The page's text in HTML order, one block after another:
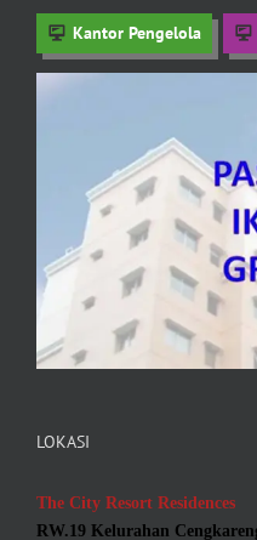
Kantor Pengelola
LOKASI
The City Resort Residences
RW.19 Kelurahan